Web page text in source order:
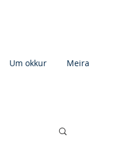
Um okkur Meira